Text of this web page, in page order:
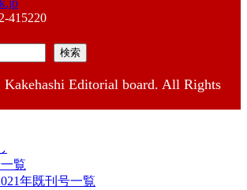
415220
検索
Editorial board. All Rights
覧
年既刊号一覧